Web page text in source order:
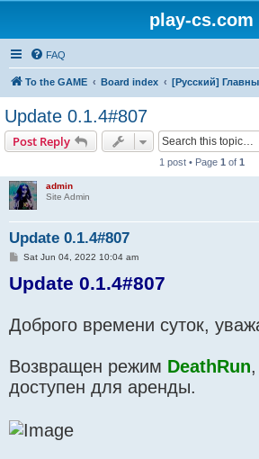
play-cs.com
FAQ
To the GAME Board index [Русский]
Update 0.1.4#807
Post Reply
1 post • Page 1 of 1
admin
Site Admin
Update 0.1.4#807
P
s
t
Sat Jun 04, 2022 10:04 am
Update 0.1.4#807
Доброго времени суток,
Возвращен режим DeathRun
доступен для аренды.